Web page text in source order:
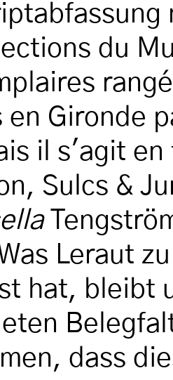
du
en Gironde
il s'agit
Sulcs &
Leraut
hat, bleibt
dass